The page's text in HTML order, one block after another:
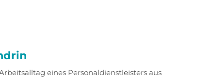
eines Personaldienstleisters aus